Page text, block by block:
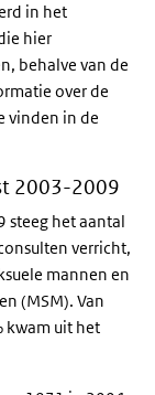
in het
hier
behalve van de
over de
vinden in de
2003-2009
steeg het aantal
verricht,
mannen en
(MSM). Van
kwam uit het